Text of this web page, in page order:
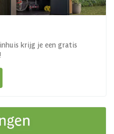
krijg je een gratis